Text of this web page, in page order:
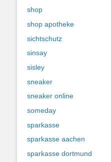
shop
shop apotheke
sichtschutz
sinsay
sisley
sneaker
sneaker online
someday
sparkasse
sparkasse aachen
sparkasse dortmund